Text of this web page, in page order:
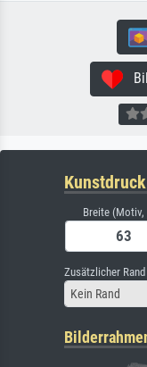
Breite (Motiv,
Zusätzlicher Rand
Kein Rand